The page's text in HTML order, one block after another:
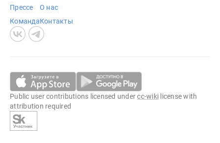
Прессе
Команда
О нас
Контакты
Public user contributions licensed undercc-wiki license with
attribution required